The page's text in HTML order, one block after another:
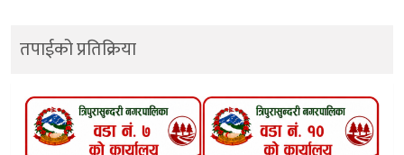
तपाईको प्रतिक्रिया